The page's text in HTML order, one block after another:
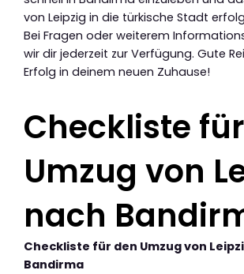
von Leipzig in die türkische Stadt
Bei Fragen oder weiterem
wir dir jederzeit zur Verfügung. Gute
Erfolg in deinem neuen Zuhause!
Checkliste
Umzug von
nach
Checkliste für den Umzug von
Bandirma